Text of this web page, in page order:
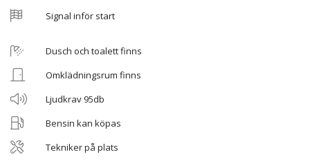
Signal inför start
Dusch och toalett finns
Omklädningsrum finns
Ljudkrav 95db
Bensin kan köpas
Tekniker på plats